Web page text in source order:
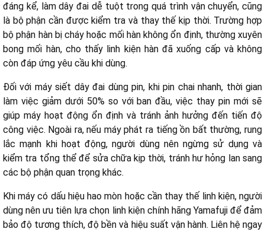
đáng kể, làm dây đai dễ tuột trong quá trình vận chuyển, cũng
là bộ phận cần được kiểm tra và thay thế kịp thời. Trường hợp
bộ phận hàn bị cháy hoặc mối hàn không ổn định, thường xuyên
bong mối hàn, cho thấy linh kiện hàn đã xuống cấp và không
còn đáp ứng yêu cầu khi dùng.
Đối với máy siết dây đai dùng pin, khi pin chai nhanh, thời gian
làm việc giảm dưới 50% so với ban đầu, việc thay pin mới sẽ
giúp máy hoạt động ổn định và tránh ảnh hưởng đến tiến độ
công việc. Ngoài ra, nếu máy phát ra tiếng ồn bất thường, rung
lắc mạnh khi hoạt động, người dùng nên ngừng sử dụng và
kiểm tra tổng thể để sửa chữa kịp thời, tránh hư hỏng lan sang
các bộ phận quan trọng khác.
Khi máy có dấu hiệu hao mòn hoặc cần thay thế linh kiện, người
dùng nên ưu tiên lựa chọn linh kiện chính hãng Yamafuji để đảm
bảo độ tương thích, độ bền và hiệu suất vận hành. Liên hệ ngay